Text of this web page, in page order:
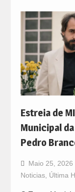
Estreia de
Municipal
Pedro
Maio 25, 2026
Noticias, Última